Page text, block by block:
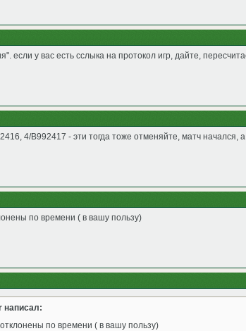
если у вас есть сслыка на протокол игр, дайте,
4/B992417 - эти тогда тоже отменяйте, матч начался,
по времени ( в вашу пользу)
написал:
по времени ( в вашу пользу)